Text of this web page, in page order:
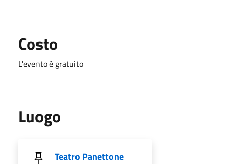
Costo
L'evento è gratuito
Luogo
Teatro Panettone